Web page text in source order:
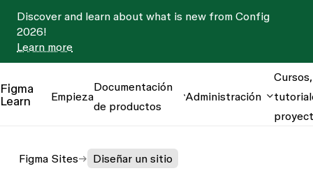
Discover and learn about what is new from Config
2026!
Learn more
Figma
Learn
Empieza
Documentación
de productos
Administración
Cursos,
Figma Sites Diseñar un sitio